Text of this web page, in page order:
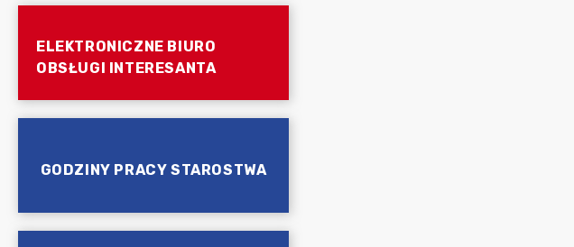
ELEKTRONICZNE BIURO
OBSŁUGI INTERESANTA
GODZINY PRACY STAROSTWA